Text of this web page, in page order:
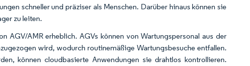
schneller und präziser als Menschen. Darüber hinaus können sie
zu leiten.
AGV/AMR erheblich. AGVs können von Wartungspersonal aus der
wird, wodurch routinemäßige Wartungsbesuche entfallen.
können cloudbasierte Anwendungen sie drahtlos kontrollieren.